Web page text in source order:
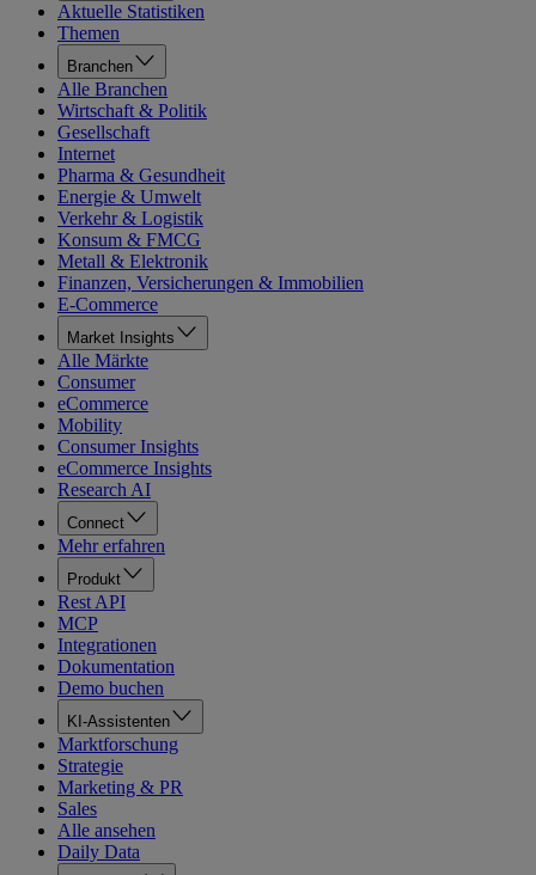
Aktuelle Statistiken
Themen
Branchen
Alle Branchen
Wirtschaft & Politik
Gesellschaft
Internet
Pharma & Gesundheit
Energie & Umwelt
Verkehr & Logistik
Konsum & FMCG
Metall & Elektronik
Finanzen, Versicherungen & Immobilien
E-Commerce
Market Insights
Alle Märkte
Consumer
eCommerce
Mobility
Consumer Insights
eCommerce Insights
Research AI
Connect
Mehr erfahren
Produkt
Rest API
MCP
Integrationen
Dokumentation
Demo buchen
KI-Assistenten
Marktforschung
Strategie
Marketing & PR
Sales
Alle ansehen
Daily Data